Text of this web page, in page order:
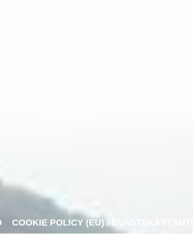
COOKIE POLICY (EU) / EVÄSTEKÄYTÄNTÖ